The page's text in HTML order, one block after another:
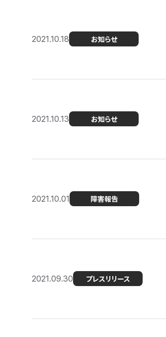
2021.10.18 お知らせ
2021.10.13 お知らせ
2021.10.01 障害報告
2021.09.30 プレスリリース